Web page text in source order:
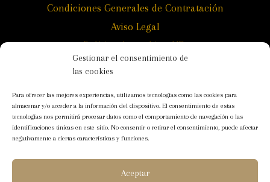
Gestionar el consentimiento de
las cookies
Para ofrecer las mejores experiencias, utilizamos tecnologías como las cookies para
almacenar y/o acceder a la información del dispositivo. El consentimiento de estas
tecnologías nos permitirá procesar datos como el comportamiento de navegación o las
identificaciones únicas en este sitio. No consentir o retirar el consentimiento, puede afectar
negativamente a ciertas características y funciones.
Aceptar
Condiciones Generales de Contratación
Aviso Legal
Política de cookies (UE)